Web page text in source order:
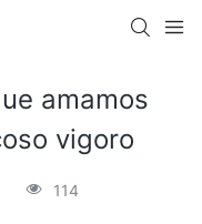
amamos
vigoro
114